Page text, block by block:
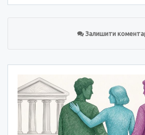
Залишити